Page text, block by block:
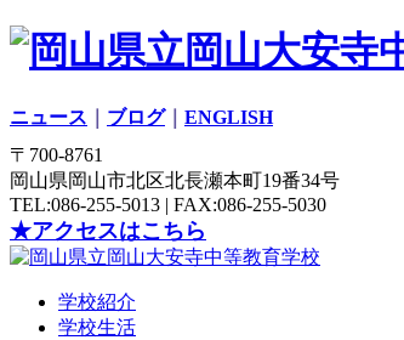
ニュース ブログ｜ ENGLISH
〒700-8761
岡山県岡山市北区北長瀬本町19番34号
TEL:086-255-5013 | FAX:086-255-5030
★アクセスはこちら
学校紹介
学校生活